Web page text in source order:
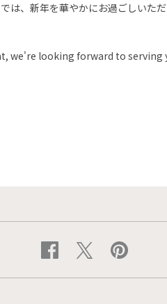
は、新年を華やかにお過ごしいた
we're looking forward to serving